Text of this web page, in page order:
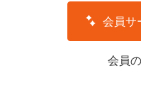
会員サ
会員